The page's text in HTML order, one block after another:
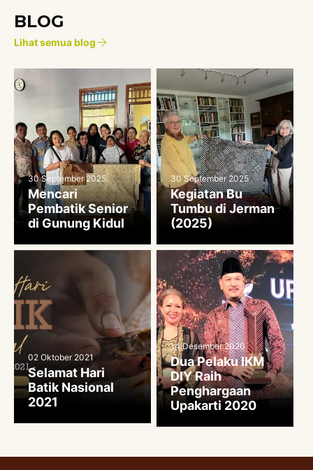
BLOG
Lihat semua blog
30 September 2025
Mencari
Pembatik Senior
di Gunung Kidul
30 September 2025
Kegiatan Bu
Tumbu di Jerman
(2025)
02 Oktober 2021
Selamat Hari
Batik Nasional
2021
14 Desember 2020
Dua Pelaku IKM
DIY Raih
Penghargaan
Upakarti 2020